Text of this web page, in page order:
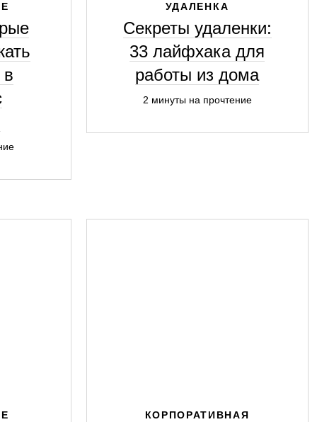
в
УДАЛЕНКА
Секреты удаленки:
33 лайфхака для
работы из дома
2 минуты на прочтение
КОРПОРАТИВНАЯ